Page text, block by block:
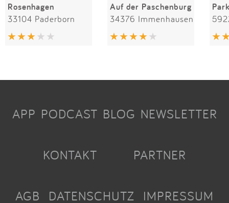
Rosenhagen
33104 Paderborn
Auf der Paschenburg
34376 Immenhausen
APP PODCAST BLOG NEWSLETTER
KONTAKT PARTNER
AGB DATENSCHUTZ IMPRESSUM